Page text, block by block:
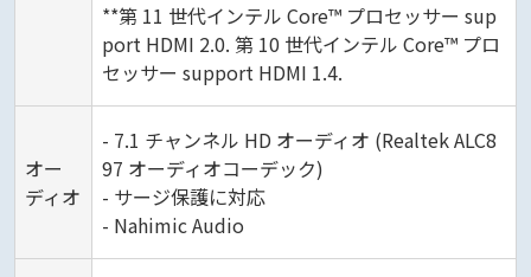
**第 11 世代インテル Core™ プロセッサー sup
port HDMI 2.0. 第 10 世代インテル Core™ プロ
セッサー support HDMI 1.4.
オー
ディオ
- 7.1 チャンネル HD オーディオ (Realtek ALC8
97 オーディオコーデック)
- サージ保護に対応
- Nahimic Audio